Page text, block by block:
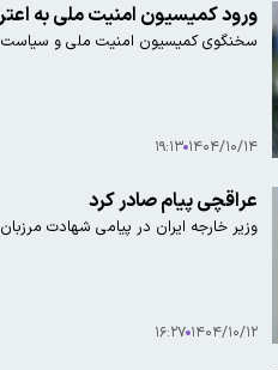
ورود کمیسیون امنیت ملی به
سخنگوی کمیسیون امنیت ملی و سیاست
۱۴۰۴/۱۰/۱۴ ۱۹:۱۳
عراقچی پیام صادر کرد
وزیر خارجه ایران در پیامی شهادت
۱۴۰۴/۱۰/۱۲ ۱۶:۲۷